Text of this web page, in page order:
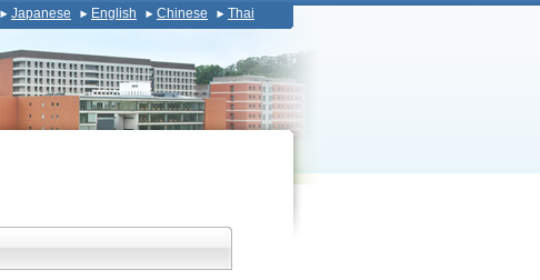
Japanese English Chinese Thai